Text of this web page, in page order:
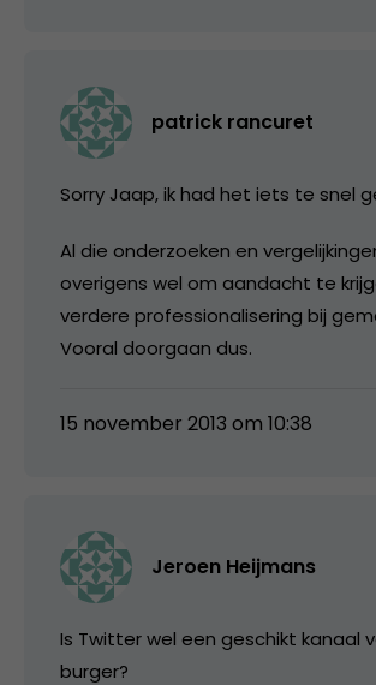
patrick rancuret
Sorry Jaap, ik had het iets te snel
Al die onderzoeken en
overigens wel om aandacht te
verdere professionalisering bij
Vooral doorgaan dus.
15 november 2013 om 10:38
Jeroen Heijmans
Is Twitter wel een geschikt kanaal
burger?